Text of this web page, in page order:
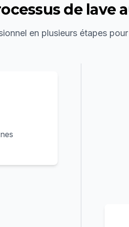
de lave
en plusieurs étapes